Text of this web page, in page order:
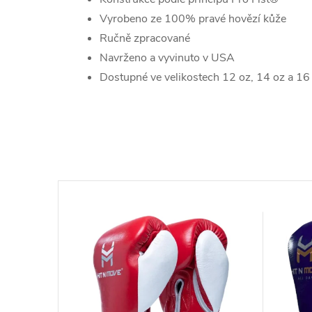
Vyrobeno ze 100% pravé hovězí kůže
Ručně zpracované
Navrženo a vyvinuto v USA
Dostupné ve velikostech 12 oz, 14 oz a